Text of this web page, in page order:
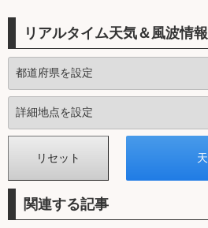
リアルタイム天気＆風波情報
関連する記事